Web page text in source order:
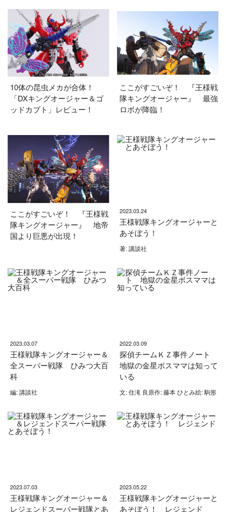
10体の昆虫メカが合体！
「DXキングオージャー＆ゴ
ッドカブト」レビュー！
ここがすごいぞ！ 『王様戦
隊キングオージャー』 最強
ロボが降臨！
ここがすごいぞ！ 『王様戦
隊キングオージャー』 地帝
国より巨悪が出現！
2023.03.24
王様戦隊キングオージャーと
あそぼう！
著: 講談社
2023.03.07
王様戦隊キングオージャー＆
全スーパー戦隊 ひみつ大百
科
編: 講談社
2022.03.09
探偵チームＫＺ事件ノート
地獄の金星ボスママは知って
いる
文: 住滝 良原作: 藤本 ひとみ絵: 駒形
2023.07.03
王様戦隊キングオージャー＆
レジェンドスーパー戦隊とあ
2023.05.22
王様戦隊キングオージャーと
あそぼう！ レジェンド